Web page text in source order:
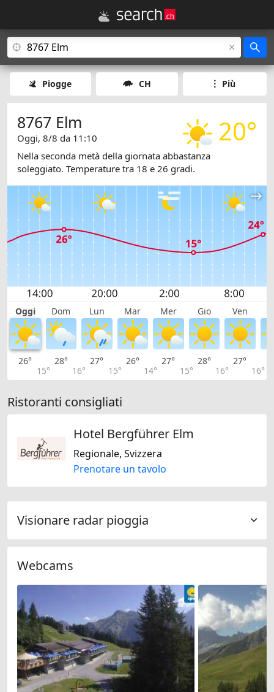
Piogge CH Più
20°
8767 Elm
Oggi, 8/8 da 11:10
Nella seconda metà della giornata abbastanza
soleggiato. Temperature tra 18 e 26 gradi.
Oggi Dom Lun Mar Mer Gio Ven
26°
15°
28°
16°
27°
15°
26°
14°
27°
15°
28°
16°
27°
16°
Ristoranti consigliati
Hotel Bergführer Elm
Regionale, Svizzera
Prenotare un tavolo
Visionare radar pioggia
Webcams